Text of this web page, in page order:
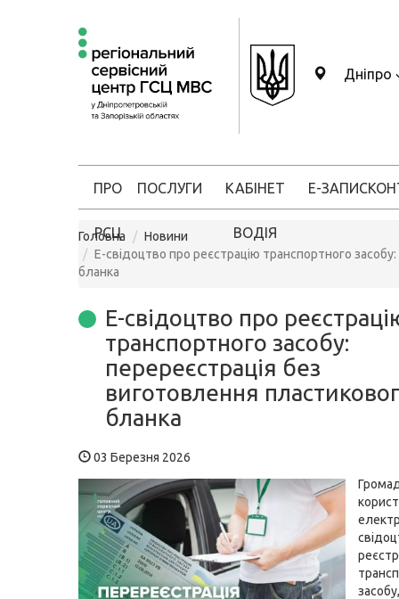
Дніпро
ПРО
РСЦ
ПОСЛУГИ КАБІНЕТ
ВОДІЯ
Е-ЗАПИС
Головна
Новини
Е-свідоцтво про реєстрацію транспортного
бланка
Е-свідоцтво про
транспортного засобу:
перереєстрація без
виготовлення
бланка
03 Березня 2026